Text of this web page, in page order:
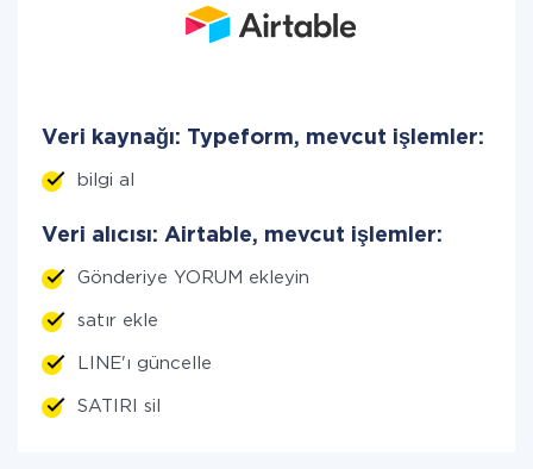
Veri kaynağı: Typeform, mevcut işlemler:
bilgi al
Veri alıcısı: Airtable, mevcut işlemler:
Gönderiye YORUM ekleyin
satır ekle
LINE'ı güncelle
SATIRI sil